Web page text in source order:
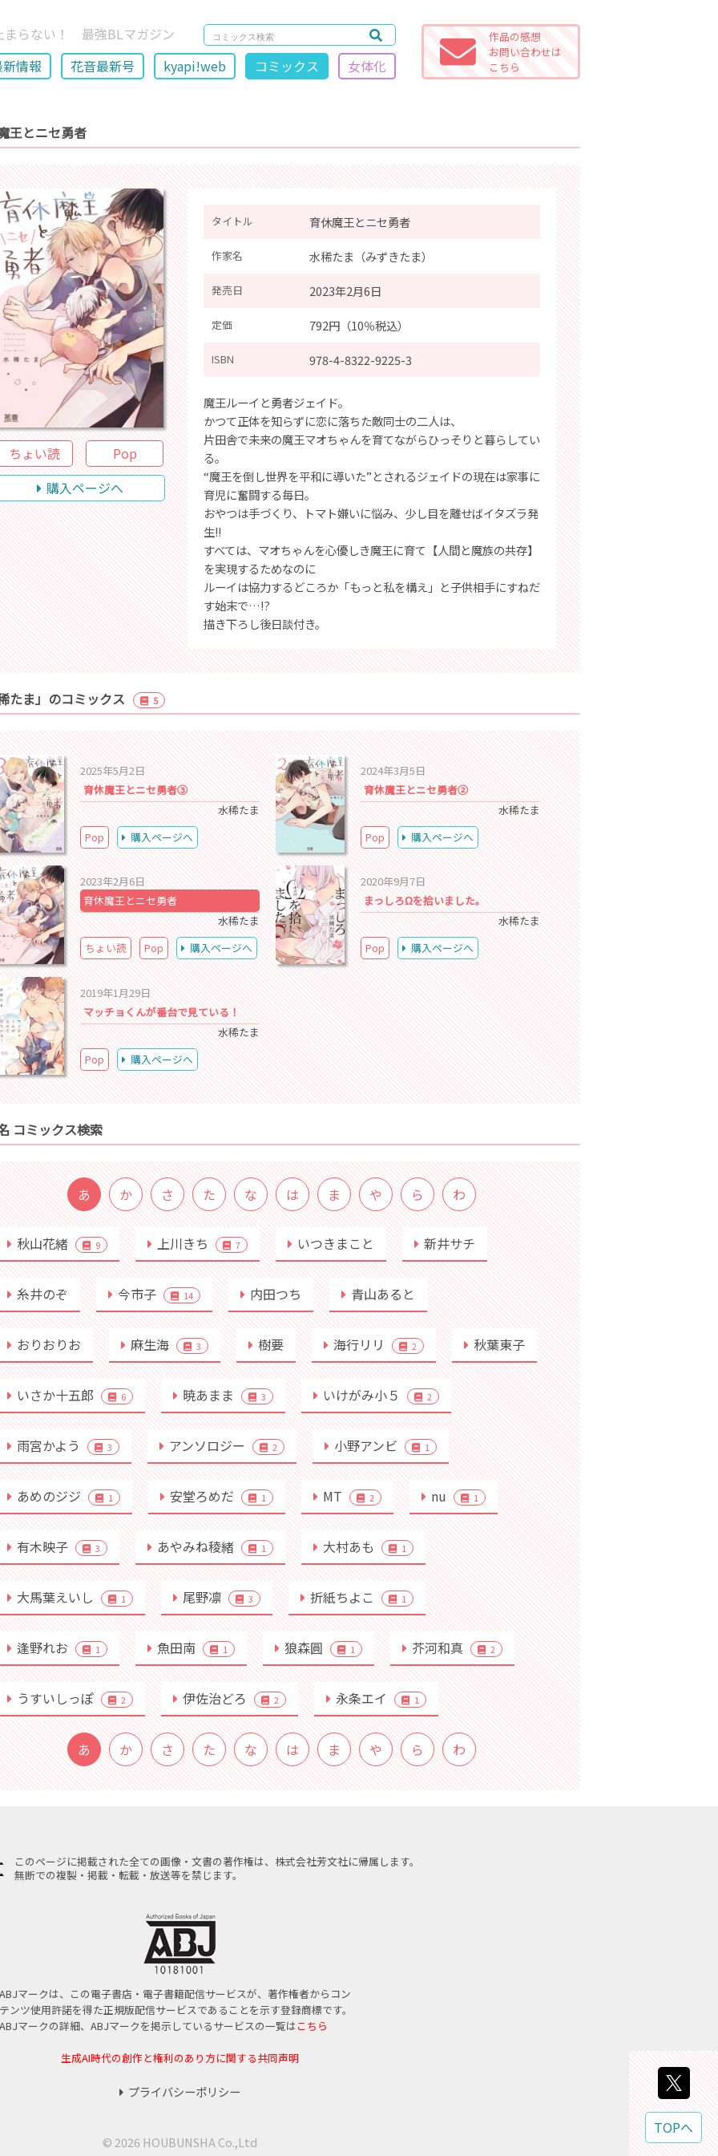
まらない！ 最強BLマガジン
情報
花音最新号 kyapi!web コミックス 女体化
作品の感想
お問い合わせは
こちら
王とニセ勇者
ちょい読
Pop
購入ページへ
タイトル 育休魔王とニセ勇者
作家名 水稀たま（みずきたま）
発売日 2023年2月6日
定価 792円（10％税込）
ISBN 978-4-8322-9225-3
魔王ルーイと勇者ジェイド。
かつて正体を知らずに恋に落ちた敵同士の二人は、
片田舎で未来の魔王マオちゃんを育てながらひっそりと暮らしてい
る。
“魔王を倒し世界を平和に導いた”とされるジェイドの現在は家事に
育児に奮闘する毎日。
おやつは手づくり、トマト嫌いに悩み、少し目を離せばイタズラ発
生!!
すべては、マオちゃんを心優しき魔王に育て【人間と魔族の共存】
を実現するためなのに
ルーイは協力するどころか「もっと私を構え」と子供相手にすねだ
す始末で…!?
描き下ろし後日談付き。
たま」のコミックス 5
2025年5月2日
育休魔王とニセ勇者③
水稀たま
Pop
購入ページへ
2024年3月5日
育休魔王とニセ勇者②
水稀たま
Pop
購入ページへ
2023年2月6日
育休魔王とニセ勇者
水稀たま
ちょい読
Pop 購入ページへ
2020年9月7日
まっしろΩを拾いました。
水稀たま
Pop
購入ページへ
2019年1月29日
マッチョくんが番台で見ている！
水稀たま
Pop
購入ページへ
コミックス検索
あ か さ た な は ま や ら わ
秋山花緒 9 上川きち 7 いつきまこと 新井サチ
糸井のぞ 今市子 14 内田つち 青山あると
おりおりお 麻生海 3 樹要 海行リリ 2 秋葉東子
いさか十五郎 6 暁あまま 3 いけがみ小５ 2
雨宮かよう 3 アンソロジー 2 小野アンビ 1
あめのジジ 1 安堂ろめだ 1 MT 2 nu 1
有木映子 3 あやみね稜緒 1 大村あも 1
大馬葉えいし 1 尾野凛 3 折紙ちよこ 1
逢野れお 1 魚田南 1 狼森圓 1 芥河和真 2
うすいしっぽ 2 伊佐治どろ 2 永条エイ 1
あ か さ た な は ま や ら わ
このページに掲載された全ての画像・文書の著作権は、株式会社芳文社に帰属します。
無断での複製・掲載・転載・放送等を禁じます。
ABJマークは、この電子書店・電子書籍配信サービスが、著作権者からコン
テンツ使用許諾を得た正規版配信サービスであることを示す登録商標です。
ABJマークの詳細、ABJマークを掲示しているサービスの一覧はこちら
生成AI時代の創作と権利のあり方に関する共同声明
プライバシーポリシー
© 2026 HOUBUNSHA Co.,Ltd
TOPへ